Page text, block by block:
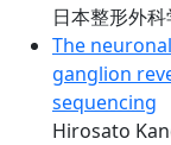
日本整形外
The
ganglion
sequencing
Hirosato